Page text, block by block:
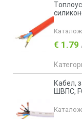
€ 1.79
Кабел,
ШВПС,